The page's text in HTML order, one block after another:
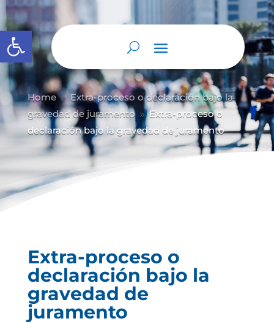
Abrir barra de herramientas
Home 9 Extra-proceso o declaración bajo la
gravedad de juramento 9 Extra-proceso o
declaración bajo la gravedad de juramento
Extra-proceso o
declaración bajo la
gravedad de
juramento